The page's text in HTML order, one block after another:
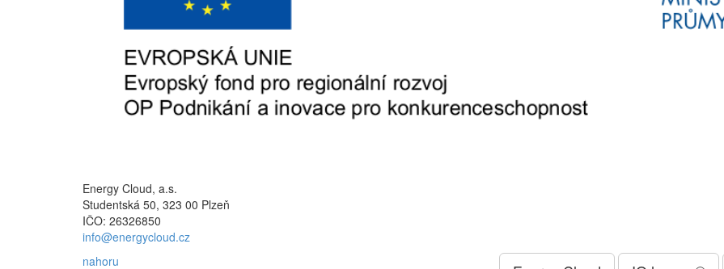
Energy Cloud, a.s.
Studentská 50, 323 00 Plzeň
IČO: 26326850
info@energycloud.cz
nahoru